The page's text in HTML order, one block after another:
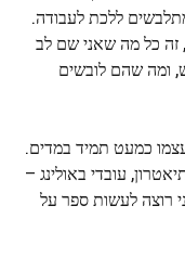
ללכת לעבודה.
זה כל מה שאני שם לב
ומה שהם לובשים
כמעט תמיד במדים.
עובדי באולינג –
רוצה לעשות ספר על